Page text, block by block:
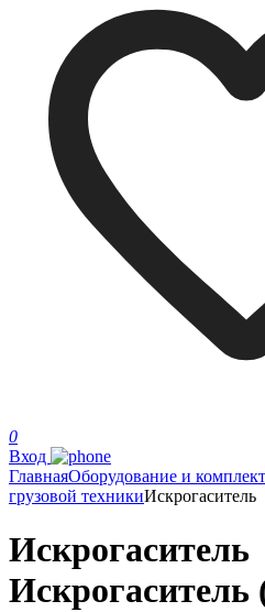
0
Вход
ГлавнаяОборудование и
грузовой техникиИскрогаситель
Искрогаситель